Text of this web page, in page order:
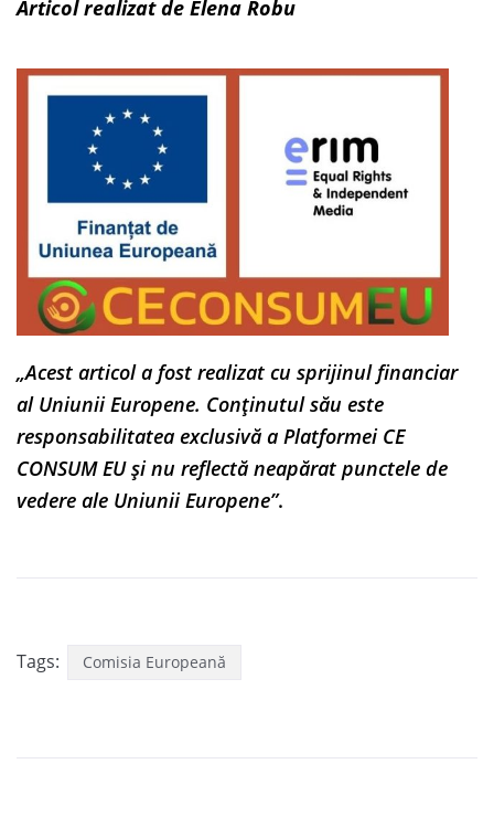
Articol realizat de Elena Robu
„Acest articol a fost realizat cu sprijinul financiar
al Uniunii Europene. Conținutul său este
responsabilitatea exclusivă a Platformei CE
CONSUM EU și nu reflectă neapărat punctele de
vedere ale Uniunii Europene”.
Tags: Comisia Europeană